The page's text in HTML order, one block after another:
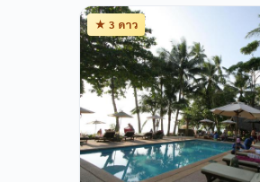
★ 3 ดาว